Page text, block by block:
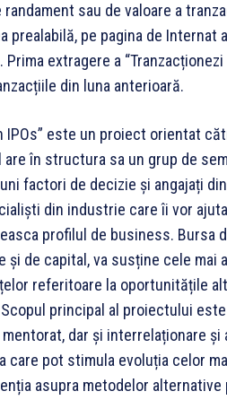
sau de valoare a
prealabilă, pe pagina de
Prima extragere a
din luna anterioară.
IPOs” este un proiect orientat
are în structura sa un grup de
factori de decizie și angajați
din industrie care îi vor
profilul de business. Bursa
și de capital, va susține cele mai
referitoare la oportunitățile
principal al proiectului
dar și interrelaționare
care pot stimula evoluția celor
asupra metodelor